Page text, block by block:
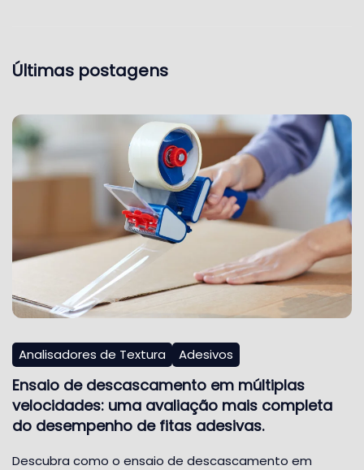
Últimas postagens
Analisadores de Textura Adesivos
Ensaio de descascamento em múltiplas
velocidades: uma avaliação mais completa
do desempenho de fitas adesivas.
Descubra como o ensaio de descascamento em